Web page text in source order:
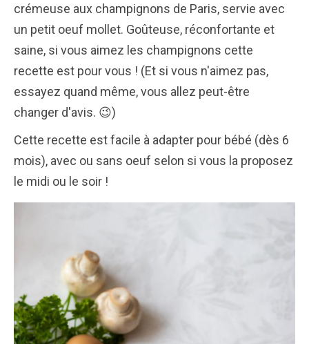
crémeuse aux champignons de Paris, servie avec
un petit oeuf mollet. Goûteuse, réconfortante et
saine, si vous aimez les champignons cette
recette est pour vous ! (Et si vous n'aimez pas,
essayez quand même, vous allez peut-être
changer d'avis. 😉)
Cette recette est facile à adapter pour bébé (dès 6
mois), avec ou sans oeuf selon si vous la proposez
le midi ou le soir !